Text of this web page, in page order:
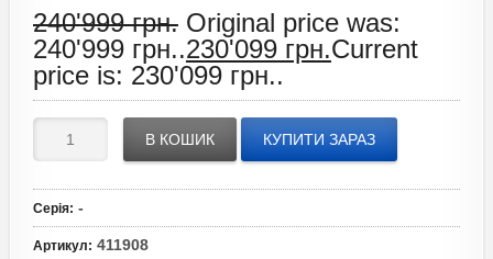
240'999грн. Original price was:
240'999 грн..230'099грн.Current
price is: 230'099 грн..
В КОШИК КУПИТИ ЗАРАЗ
Серія: -
Артикул: 411908